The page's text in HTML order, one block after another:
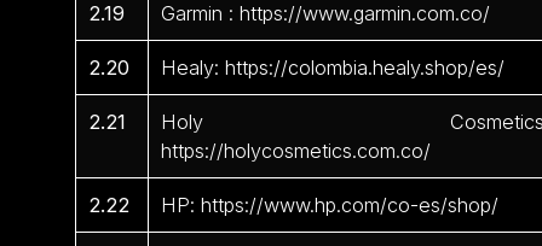
2.19 Garmin : https://www.garmin.com.co/
2.20 Healy: https://colombia.healy.shop/es/
2.21
Holy
https://holycosmetics.com.co/
2.22 HP: https://www.hp.com/co-es/shop/